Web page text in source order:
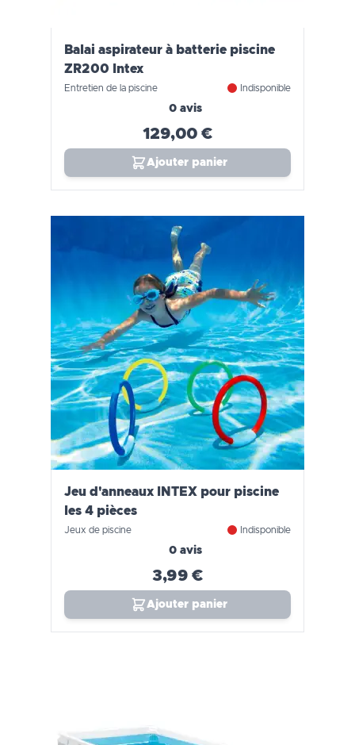
Balai aspirateur à batterie piscine
ZR200 Intex
Entretien de la piscine Indisponible
0 avis
129,00 €
Ajouter panier
Jeu d'anneaux INTEX pour piscine
les 4 pièces
Jeux de piscine Indisponible
0 avis
3,99 €
Ajouter panier